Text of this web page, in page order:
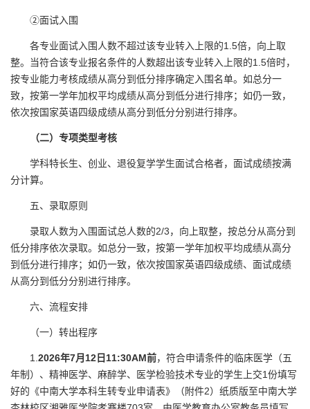
②面试入围
各专业面试入围人数不超过该专业转入上限的1.5倍，向上取
整。当符合该专业报名条件的人数超出该专业转入上限的1.5倍时，
按专业能力考核成绩从高分到低分排序确定入围名单。如总分一
致，按第一学年加权平均成绩从高分到低分进行排序；如仍一致，
依次按国家英语四级成绩从高分到低分分别进行排序。
（二）专项类型考核
学科特长生、创业、退役复学学生面试合格者，面试成绩按满
分计算。
五、录取原则
录取人数为入围面试总人数的2/3，向上取整，按总分从高分到
低分排序依次录取。如总分一致，按第一学年加权平均成绩从高分
到低分进行排序；如仍一致，依次按国家英语四级成绩、面试成绩
从高分到低分分别进行排序。
六、流程安排
（一）转出程序
1. 2026年7月 12 日 11:30AM前，符合申请条件的临床医学（五
年制）、精神医学、麻醉学、医学检验技术专业的学生上交1份填写
好的《中南大学本科生转专业申请表》（附件2）纸质版至中南大学